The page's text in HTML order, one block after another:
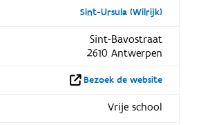
Sint-Ursula (Wilrijk)
Sint-Bavostraat
2610 Antwerpen
Bezoek de website
Vrije school